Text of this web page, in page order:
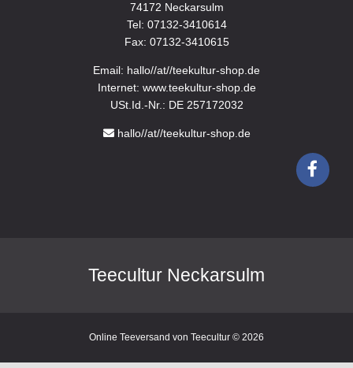
74172 Neckarsulm
Tel: 07132-3410614
Fax: 07132-3410615
Email: hallo//at//teekultur-shop.de
Internet: www.teekultur-shop.de
USt.Id.-Nr.: DE 257172032
hallo//at//teekultur-shop.de
Teecultur Neckarsulm
Online Teeversand von Teecultur © 2026